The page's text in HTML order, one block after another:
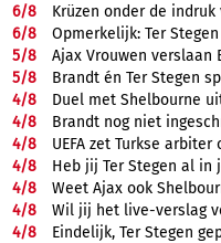
6/8
Krüzen onder de
6/8
Opmerkelijk: Ter
5/8
Ajax Vrouwen verslaan
5/8
Brandt én Ter Stegen
4/8
Duel met Shelbourne
4/8
Brandt nog niet
4/8
UEFA zet Turkse
4/8
Heb jij Ter Stegen al
4/8
Weet Ajax ook
4/8
Wil jij het live-verslag
4/8 Eindelijk, Ter Stegen